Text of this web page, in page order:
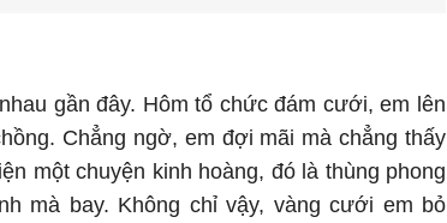
gần đây. Hôm tổ chức đám cưới, em lên
Chẳng ngờ, em đợi mãi mà chẳng thấy
một chuyện kinh hoàng, đó là thùng phong
mà bay. Không chỉ vậy, vàng cưới em bỏ